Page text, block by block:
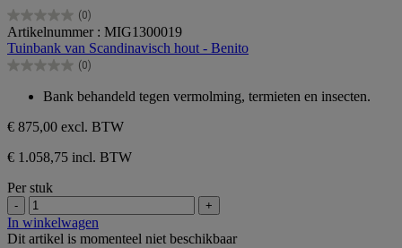
(0)
0.0
van
de
5
Artikelnummer : MIG1300019
Tuinbank van Scandinavisch hout - Benito
(0)
0.0
5
sterren.
Bank behandeld tegen vermolming, termieten en insecten.
€ 875,00 excl. BTW
€ 1.058,75 incl. BTW
Per stuk
- +
In winkelwagen
Dit artikel is momenteel niet beschikbaar